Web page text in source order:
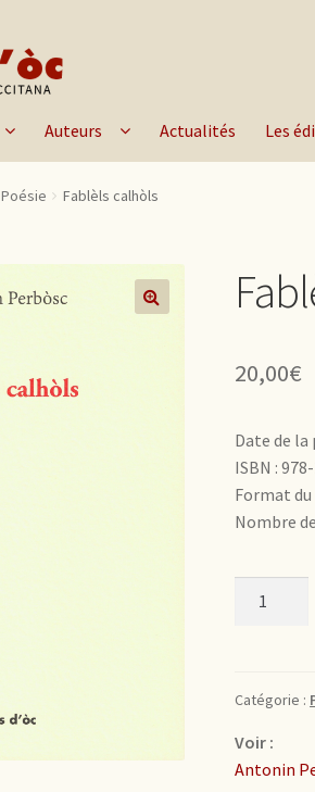
Auteurs Actualités Les
Poésie Fablèls calhòls
20,00€
Date de la
ISBN :
Format du
Nombre
Quantité
Catégorie :
Voir :
Antonin